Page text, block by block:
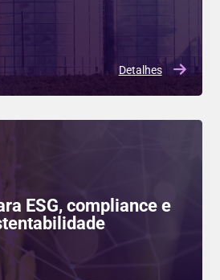
Detalhes
ESG, compliance e